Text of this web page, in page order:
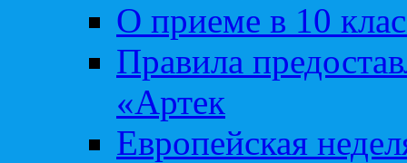
О приеме в 10
Правила
«Артек
Европейская